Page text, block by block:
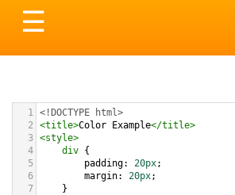
Toggle
navigation
☰
1 <!DOCTYPE html>
2
<title>Color Example</title>
3 <style>
4
div {
5
padding: 20px;
6
margin: 20px;
7
}